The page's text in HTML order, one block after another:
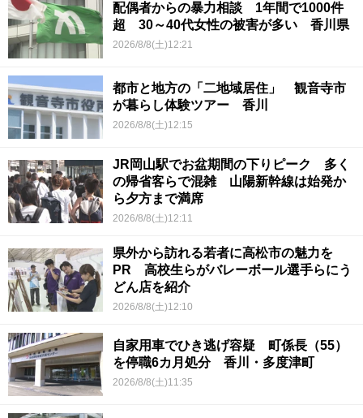
配偶者からの暴力相談 1年間で1000件
超 30～40代女性の被害が多い 香川県
2026/8/8(土)12:21
都市と地方の「二地域居住」 観音寺市
が暮らし体験ツアー 香川
2026/8/8(土)12:15
JR岡山駅でお盆期間の下りピーク 多く
の帰省客らで混雑 山陽新幹線は始発か
ら夕方まで満席
2026/8/8(土)12:11
県外から訪れる若者に高松市の魅力を
PR 高校生らがバレーボール選手らにう
どん店を紹介
2026/8/8(土)12:10
自家用車でひき逃げ容疑 町係長（55）
を停職6カ月処分 香川・多度津町
2026/8/8(土)11:35